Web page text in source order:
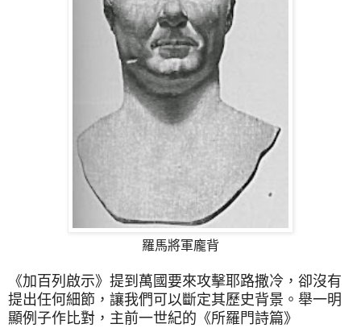
羅馬將軍龐背
《加百列啟示》提到萬國要來攻擊耶路撒冷，卻沒有
提出任何細節，讓我們可以斷定其歷史背景。舉一明
顯例子作比對，主前一世紀的《所羅門詩篇》